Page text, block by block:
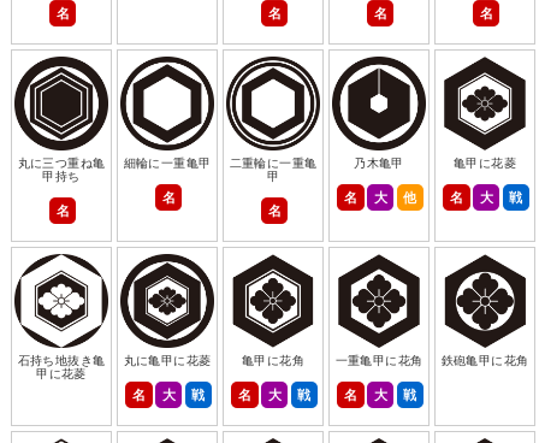
名 名 名 名
丸に三つ重ね亀
甲持ち
名
細輪に一重亀甲
名
二重輪に一重亀
甲
名
乃木亀甲
名 大 他
亀甲に花菱
名 大 戦
石持ち地抜き亀
甲に花菱
丸に亀甲に花菱
名 大 戦
亀甲に花角
名 大 戦
一重亀甲に花角
名 大 戦
鉄砲亀甲に花角